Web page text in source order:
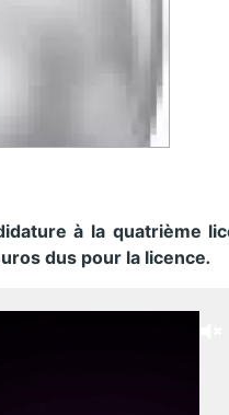
à la quatrième
dus pour la licence.